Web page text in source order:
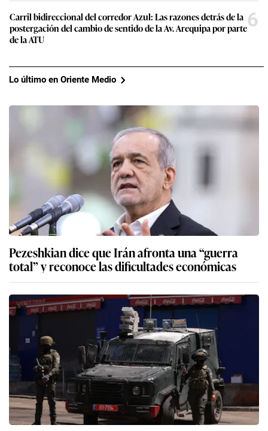
Carril bidireccional del corredor Azul: Las razones detrás de la
postergación del cambio de sentido de la Av. Arequipa por parte
de la ATU
6
Lo último en Oriente Medio
Pezeshkian dice que Irán afronta una “guerra
total” y reconoce las dificultades económicas